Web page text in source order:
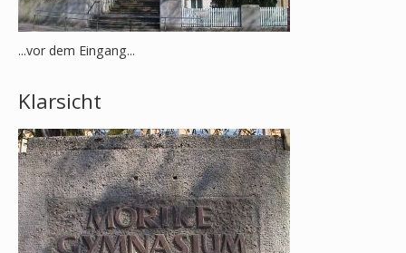
...vor dem Eingang...
Klarsicht